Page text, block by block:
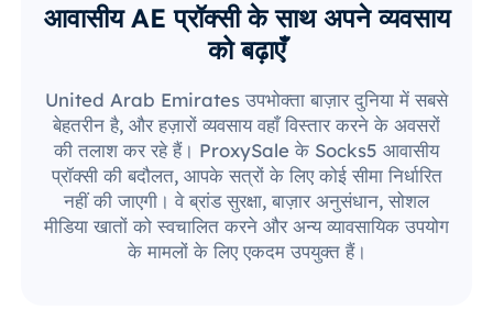
आवासीय AE प्रॉक्सी के साथ अपने व्यवसाय
को बढ़ाएँ
United Arab Emirates उपभोक्ता बाज़ार दुनिया में सबसे
बेहतरीन है, और हज़ारों व्यवसाय वहाँ विस्तार करने के अवसरों
की तलाश कर रहे हैं। ProxySale के Socks5 आवासीय
प्रॉक्सी की बदौलत, आपके सत्रों के लिए कोई सीमा निर्धारित
नहीं की जाएगी। वे ब्रांड सुरक्षा, बाज़ार अनुसंधान, सोशल
मीडिया खातों को स्वचालित करने और अन्य व्यावसायिक उपयोग
के मामलों के लिए एकदम उपयुक्त हैं।